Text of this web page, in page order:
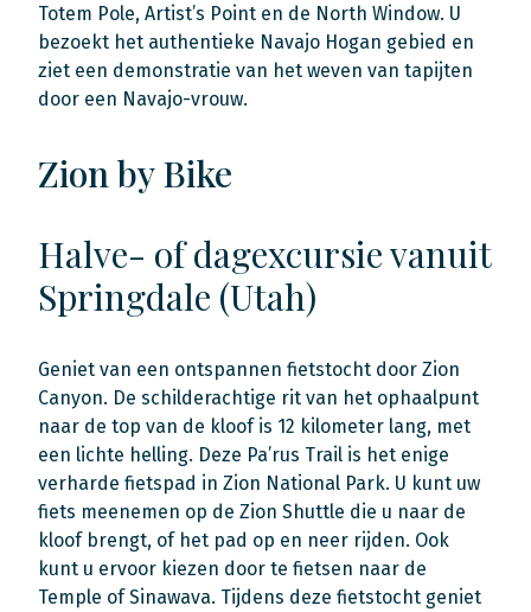
Totem Pole, Artist’s Point en de North Window. U
bezoekt het authentieke Navajo Hogan gebied en
ziet een demonstratie van het weven van tapijten
door een Navajo-vrouw.
Zion by Bike
Halve- of dagexcursie vanuit
Springdale (Utah)
Geniet van een ontspannen fietstocht door Zion
Canyon. De schilderachtige rit van het ophaalpunt
naar de top van de kloof is 12 kilometer lang, met
een lichte helling. Deze Pa’rus Trail is het enige
verharde fietspad in Zion National Park. U kunt uw
fiets meenemen op de Zion Shuttle die u naar de
kloof brengt, of het pad op en neer rijden. Ook
kunt u ervoor kiezen door te fietsen naar de
Temple of Sinawava. Tijdens deze fietstocht geniet